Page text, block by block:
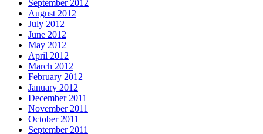
September 2012
August 2012
July 2012
June 2012
May 2012
April 2012
March 2012
February 2012
January 2012
December 2011
November 2011
October 2011
September 2011